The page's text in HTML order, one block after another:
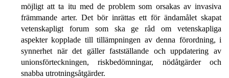
möjligt att ta itu med de problem som orsakas av invasiva
främmande arter. Det bör inrättas ett för ändamålet skapat
vetenskapligt forum som ska ge råd om vetenskapliga
aspekter kopplade till tillämpningen av denna förordning, i
synnerhet när det gäller fastställande och uppdatering av
unionsförteckningen, riskbedömningar, nödåtgärder och
snabba utrotningsåtgärder.